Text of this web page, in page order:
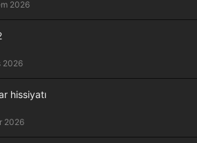
2026
2026
hissiyatı
2026